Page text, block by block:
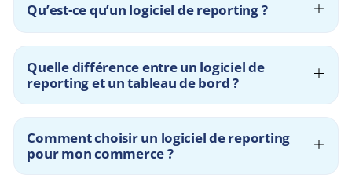
Qu’est-ce qu’un logiciel de reporting ?
Quelle différence entre un logiciel de
reporting et un tableau de bord ?
Comment choisir un logiciel de reporting
pour mon commerce ?